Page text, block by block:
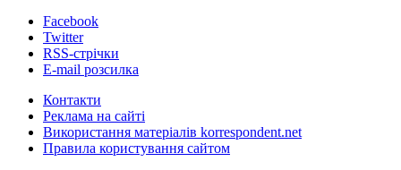
Facebook
Twitter
RSS-стрічки
E-mail розсилка
Контакти
Реклама на сайті
Використання матеріалів korrespondent.net
Правила користування сайтом